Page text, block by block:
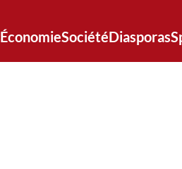
ÉconomieSociétéDiasporas